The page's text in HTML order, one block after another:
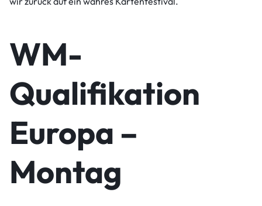
WM-
Qualifikation
Europa –
Montag